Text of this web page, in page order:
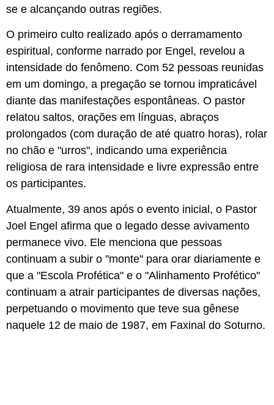
se e alcançando outras regiões.
O primeiro culto realizado após o derramamento
espiritual, conforme narrado por Engel, revelou a
intensidade do fenômeno. Com 52 pessoas reunidas
em um domingo, a pregação se tornou impraticável
diante das manifestações espontâneas. O pastor
relatou saltos, orações em línguas, abraços
prolongados (com duração de até quatro horas), rolar
no chão e "urros", indicando uma experiência
religiosa de rara intensidade e livre expressão entre
os participantes.
Atualmente, 39 anos após o evento inicial, o Pastor
Joel Engel afirma que o legado desse avivamento
permanece vivo. Ele menciona que pessoas
continuam a subir o "monte" para orar diariamente e
que a "Escola Profética" e o "Alinhamento Profético"
continuam a atrair participantes de diversas nações,
perpetuando o movimento que teve sua gênese
naquele 12 de maio de 1987, em Faxinal do Soturno.